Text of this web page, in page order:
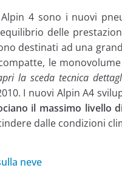
4 sono i nuovi
delle
destinati ad una
le
la sceda tecnica
I nuovi Alpin A4
il massimo livello
dalle condizioni
neve